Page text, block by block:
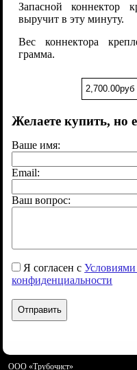
Запасной коннектор
выручит в эту минуту.
Вес коннектора
грамма.
2,700.00руб
Желаете купить, но
Ваше имя:
Email:
Ваш вопрос:
Я согласен сУсловиями
конфиденциальности
ООО «Трубочист»